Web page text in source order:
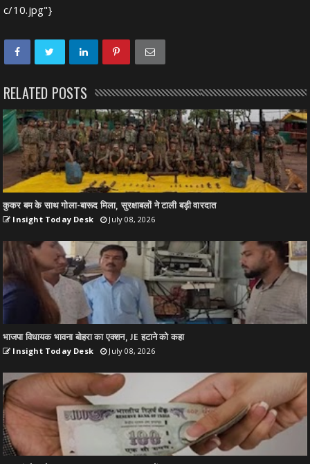
c/10.jpg"}
RELATED POSTS
कुकर बम के साथ गोला-बारूद मिला, सुरक्षाबलों ने टाली बड़ी वारदात
Insight Today Desk July 08, 2026
भाजपा विधायक भावना बोहरा का एक्शन, JE हटाने को कहा
Insight Today Desk July 08, 2026